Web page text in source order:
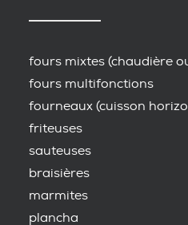
fours mixtes (chaudière
fours multifonctions
fourneaux (cuisson
friteuses
sauteuses
braisières
marmites
plancha